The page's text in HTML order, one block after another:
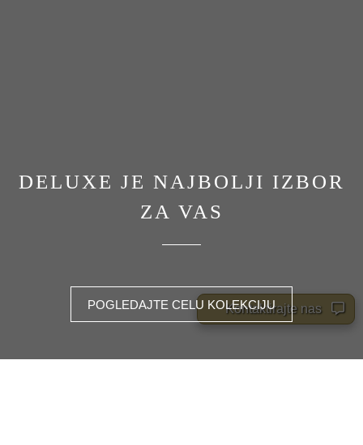
DELUXE JE NAJBOLJI IZBOR
ZA VAS
POGLEDAJTE CELU KOLEKCIJUKontaktirajte nas